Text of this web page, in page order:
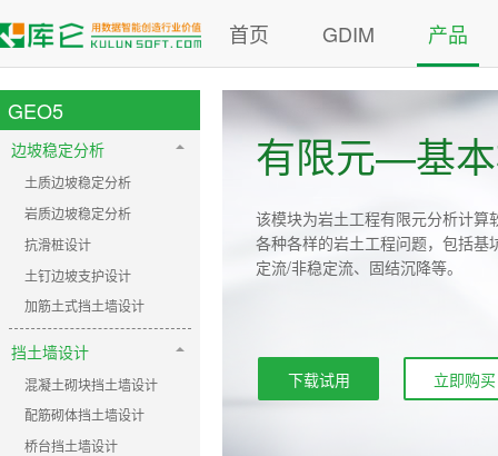
首页 GDIM 产品
GEO5
边坡稳定分析
土质边坡稳定分析
岩质边坡稳定分析
抗滑桩设计
土钉边坡支护设计
加筋土式挡土墙设计
挡土墙设计
混凝土砌块挡土墙设计
配筋砌体挡土墙设计
桥台挡土墙设计
有限元—基
该模块为岩土工程有限元分析计
各种各样的岩土工程问题，包括
定流/非稳定流、固结沉降等。
下载试用 立即购买